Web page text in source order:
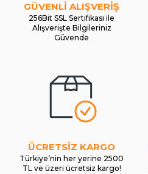
GÜVENLİ ALIŞVERİŞ
256Bit SSL Sertifikası ile
Alışverişte Bilgileriniz
Güvende
ÜCRETSİZ KARGO
Türkiye’nin her yerine 2500
TL ve üzeri ücretsiz kargo!